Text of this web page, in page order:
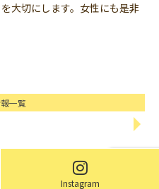
大切にします。女性にも是非
一覧
Instagram